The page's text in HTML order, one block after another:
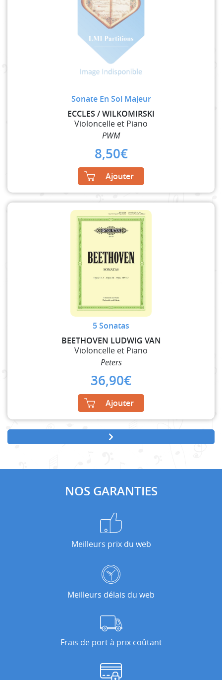
Sonate En Sol Majeur
ECCLES / WILKOMIRSKI
Violoncelle et Piano
PWM
8,50€
Ajouter
5 Sonatas
BEETHOVEN LUDWIG VAN
Violoncelle et Piano
Peters
36,90€
Ajouter
NOS GARANTIES
Meilleurs prix du web
Meilleurs délais du web
Frais de port à prix coûtant